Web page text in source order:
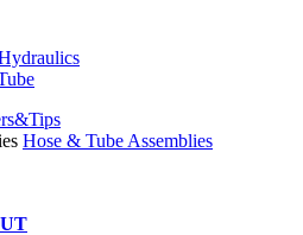
Hose & Tube Assemblies